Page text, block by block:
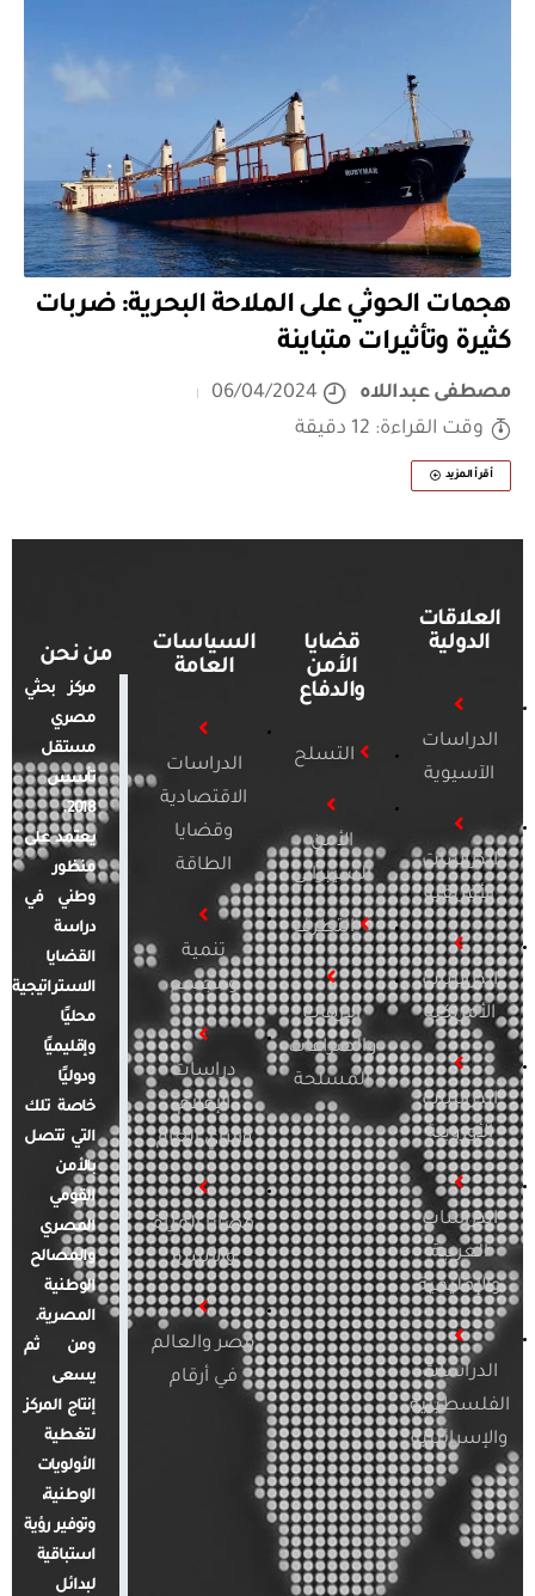
هجمات الحوثي على الملاحة البحرية: ضربات
كثيرة وتأثيرات متباينة
مصطفى عبداللاه
06/04/2024
وقت القراءة: 12 دقيقة
أقرأ المزيد
العلاقات
الدولية
الدراسات
الآسيوية
الدراسات
الأفريقية
الدراسات
الأمريكية
الدراسات
الأوروبية
الدراسات
العربية
والإقليمية
الدراسات
الفلسطينية
والإسرائيلية
قضايا
الأمن
والدفاع
التسلح
الأمن
السيبراني
التطرف
الإرهاب
والصراعات
المسلحة
السياسات
العامة
الدراسات
الاقتصادية
وقضايا
الطاقة
تنمية
ومجتمع
دراسات
الإعلام
والرأي العام
قضايا المرأة
والأسرة
مصر والعالم
في أرقام
من نحن
مركز بحثي
مصري
مستقل
تأسس
2018.
يعتمد على
منظور
وطني في
دراسة
القضايا
الاستراتيجية
محليًا
وإقليميًا
ودوليًا
خاصة تلك
التي تتصل
بالأمن
القومي
المصري
والمصالح
الوطنية
المصرية.
ومن ثم
يسعى
إنتاج المركز
لتغطية
الأولويات
الوطنية،
وتوفير رؤية
استباقية
لبدائل